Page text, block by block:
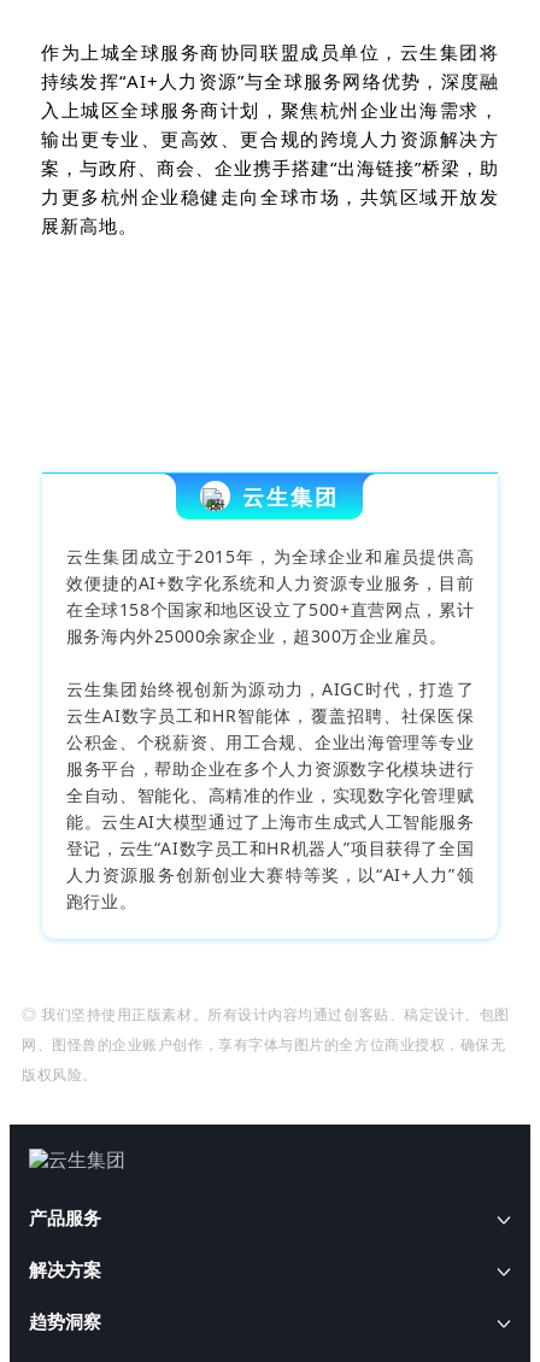
作为上城全球服务商协同联盟成员单位，云生集团将
持续发挥“AI+人力资源”与全球服务网络优势，深度融
入上城区全球服务商计划，聚焦杭州企业出海需求，
输出更专业、更高效、更合规的跨境人力资源解决方
案，与政府、商会、企业携手搭建“出海链接”桥梁，助
力更多杭州企业稳健走向全球市场，共筑区域开放发
展新高地。
云生集团
云生集团成立于2015年，为全球企业和雇员提供高
效便捷的AI+数字化系统和人力资源专业服务，目前
在全球158个国家和地区设立了500+直营网点，累计
服务海内外25000余家企业，超300万企业雇员。
云生集团始终视创新为源动力，AIGC时代，打造了
云生AI数字员工和HR智能体，覆盖招聘、社保医保
公积金、个税薪资、用工合规、企业出海管理等专业
服务平台，帮助企业在多个人力资源数字化模块进行
全自动、智能化、高精准的作业，实现数字化管理赋
能。云生AI大模型通过了上海市生成式人工智能服务
登记，云生“AI数字员工和HR机器人”项目获得了全国
人力资源服务创新创业大赛特等奖，以“AI+人力”领
跑行业。
◎ 我们坚持使用正版素材。所有设计内容均通过创客贴、稿定设计、包图
网、图怪兽的企业账户创作，享有字体与图片的全方位商业授权，确保无
版权风险。
产品服务
AI+人事
解决方案
云生AI解决方案
趋势洞察